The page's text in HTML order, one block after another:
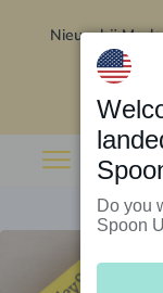
Nieuw bij
Do you
Spoon